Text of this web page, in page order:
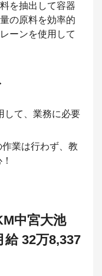
を抽出して容器
の原料を効率的
ーンを使用して
して、業務に必要
業は行わず、教
中宮大池
給 32万8,337